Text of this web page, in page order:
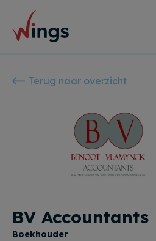
Terug naar overzicht
BV Accountants
Boekhouder